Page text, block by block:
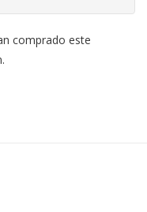
comprado este